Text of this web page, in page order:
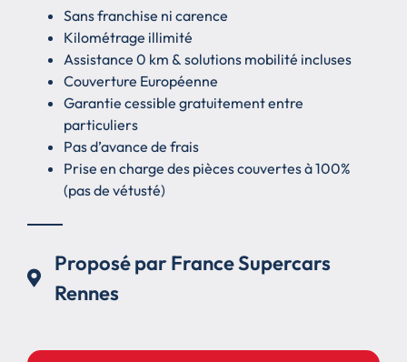
Sans franchise ni carence
Kilométrage illimité
Assistance 0 km & solutions mobilité incluses
Couverture Européenne
Garantie cessible gratuitement entre
particuliers
Pas d’avance de frais
Prise en charge des pièces couvertes à 100%
(pas de vétusté)
Proposé par France Supercars
Rennes